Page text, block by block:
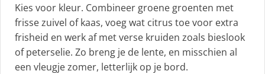
Kies voor kleur. Combineer groene groenten met
frisse zuivel of kaas, voeg wat citrus toe voor extra
frisheid en werk af met verse kruiden zoals bieslook
of peterselie. Zo breng je de lente, en misschien al
een vleugje zomer, letterlijk op je bord.